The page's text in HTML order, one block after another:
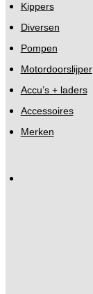
Kippers
Diversen
Pompen
Motordoorslijper
Accu’s + laders
Accessoires
Merken